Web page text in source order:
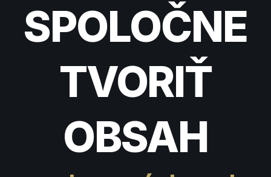
SPOLOČNE
TVORIŤ
OBSAH